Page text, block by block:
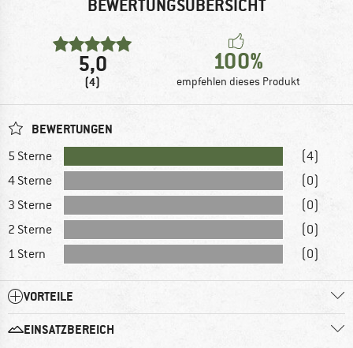
BEWERTUNGSÜBERSICHT
5,0
(4)
100%
empfehlen dieses Produkt
BEWERTUNGEN
5 Sterne
(4)
4 Sterne
(0)
3 Sterne
(0)
2 Sterne
(0)
1 Stern
(0)
VORTEILE
EINSATZBEREICH